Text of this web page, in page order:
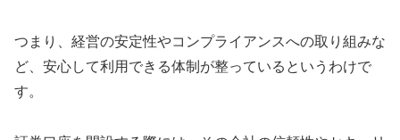
つまり、経営の安定性やコンプライアンスへの取り組みな
ど、安心して利用できる体制が整っているというわけで
す。